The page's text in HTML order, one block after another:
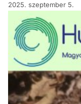
2025. szeptember 5.